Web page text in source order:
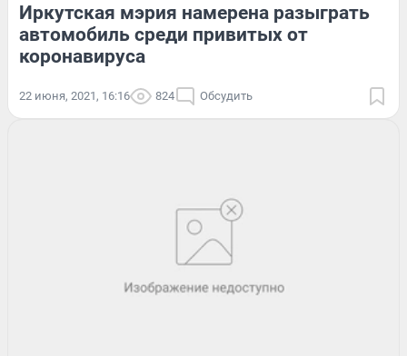
Иркутская мэрия намерена разыграть
автомобиль среди привитых от
коронавируса
22 июня, 2021, 16:16 824 Обсудить